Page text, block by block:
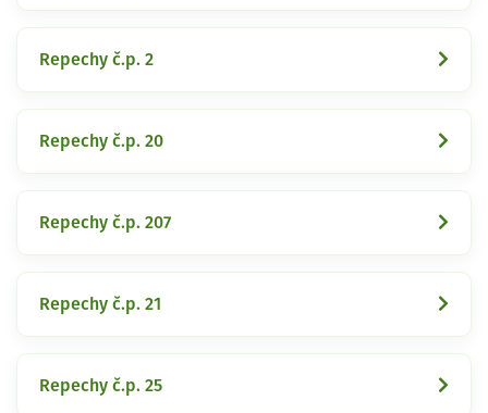
Repechy č.p. 2
Repechy č.p. 20
Repechy č.p. 207
Repechy č.p. 21
Repechy č.p. 25